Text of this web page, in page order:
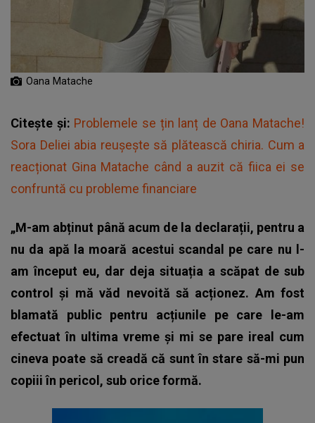
Oana Matache
Citește și: Problemele se țin lanț de Oana Matache!
Sora Deliei abia reușește să plătească chiria. Cum a
reacționat Gina Matache când a auzit că fiica ei se
confruntă cu probleme financiare
„M-am abținut până acum de la declarații, pentru a
nu da apă la moară acestui scandal pe care nu l-
am început eu, dar deja situația a scăpat de sub
control și mă văd nevoită să acționez. Am fost
blamată public pentru acțiunile pe care le-am
efectuat în ultima vreme și mi se pare ireal cum
cineva poate să creadă că sunt în stare să-mi pun
copiii în pericol, sub orice formă.